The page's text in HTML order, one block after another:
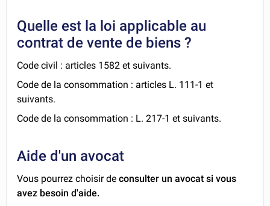
Quelle est la loi applicable au
contrat de vente de biens ?
Code civil : articles 1582 et suivants.
Code de la consommation : articles L. 111-1 et
suivants.
Code de la consommation : L. 217-1 et suivants.
Aide d'un avocat
Vous pourrez choisir deconsulter un avocat si vous
avez besoin d'aide.